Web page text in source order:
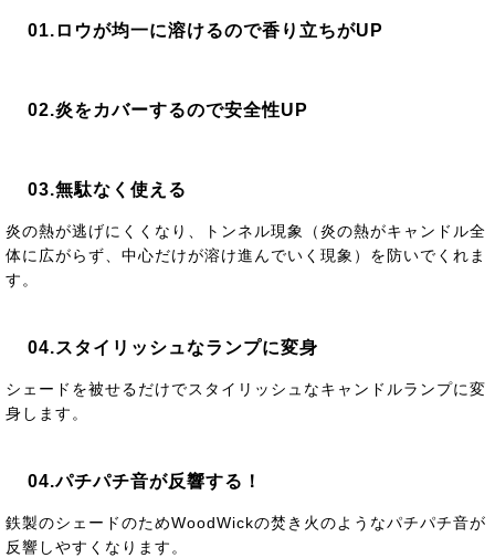
01.ロウが均一に溶けるので香り立ちがUP
02.炎をカバーするので安全性UP
03.無駄なく使える
炎の熱が逃げにくくなり、トンネル現象（炎の熱がキャンドル全
体に広がらず、中心だけが溶け進んでいく現象）を防いでくれま
す。
04.スタイリッシュなランプに変身
シェードを被せるだけでスタイリッシュなキャンドルランプに変
身します。
04.パチパチ音が反響する！
鉄製のシェードのためWoodWickの焚き火のようなパチパチ音が
反響しやすくなります。